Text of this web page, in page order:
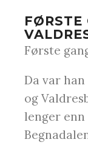
FØRSTE
Første
Da var
og
lenger enn